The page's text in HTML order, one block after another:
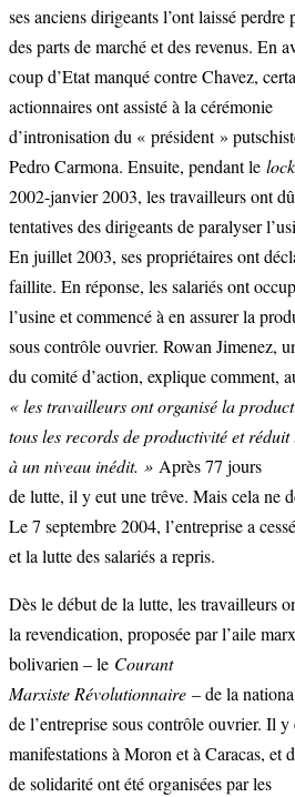
ses anciens dirigeants l’ont laissé perdre
des parts de marché et des revenus. En
coup d’Etat manqué contre Chavez,
actionnaires ont assisté à la cérémonie
d’intronisation du « président »
Pedro Carmona. Ensuite, pendant le
2002-janvier 2003, les travailleurs ont
tentatives des dirigeants de paralyser
En juillet 2003, ses propriétaires ont
faillite. En réponse, les salariés ont
l’usine et commencé à en assurer la
sous contrôle ouvrier. Rowan Jimenez,
du comité d’action, explique comment,
« les travailleurs ont organisé la
tous les records de productivité et réduit
à un niveau inédit. » Après 77 jours
de lutte, il y eut une trêve. Mais cela ne
Le 7 septembre 2004, l’entreprise a
et la lutte des salariés a repris.
Dès le début de la lutte, les travailleurs
la revendication, proposée par l’aile
bolivarien – le Courant
Marxiste Révolutionnaire – de la
de l’entreprise sous contrôle ouvrier. Il y
manifestations à Moron et à Caracas, et
de solidarité ont été organisées par les